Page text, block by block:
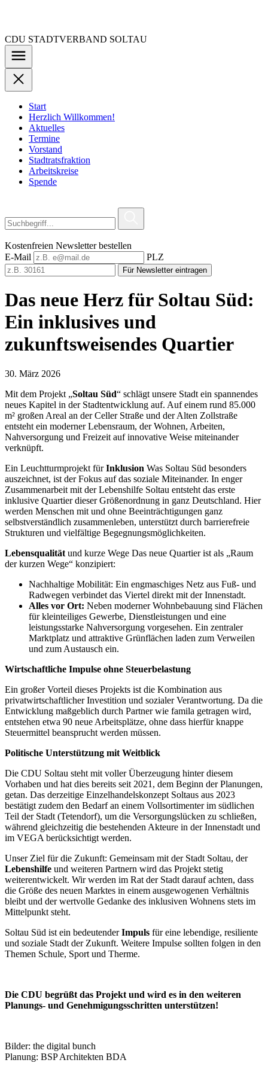
springen
CDU STADTVERBAND SOLTAU
Start
Herzlich Willkommen!
Aktuelles
Termine
Vorstand
Stadtratsfraktion
Arbeitskreise
Spende
Kostenfreien Newsletter bestellen
E-Mail
PLZ
Für Newsletter eintragen
Das neue Herz für Soltau Süd:
Ein inklusives und
zukunftsweisendes Quartier
30. März 2026
Mit dem Projekt „Soltau Süd“ schlägt unsere Stadt ein spannendes
neues Kapitel in der Stadtentwicklung auf. Auf einem rund 85.000
m² großen Areal an der Celler Straße und der Alten Zollstraße
entsteht ein moderner Lebensraum, der Wohnen, Arbeiten,
Nahversorgung und Freizeit auf innovative Weise miteinander
verknüpft.
Ein Leuchtturmprojekt fürInklusion Was Soltau Süd besonders
auszeichnet, ist der Fokus auf das soziale Miteinander. In enger
Zusammenarbeit mit der Lebenshilfe Soltau entsteht das erste
inklusive Quartier dieser Größenordnung in ganz Deutschland. Hier
werden Menschen mit und ohne Beeinträchtigungen ganz
selbstverständlich zusammenleben, unterstützt durch barrierefreie
Strukturen und vielfältige Begegnungsmöglichkeiten.
Lebensqualität und kurze Wege Das neue Quartier ist als „Raum
der kurzen Wege“ konzipiert:
Nachhaltige Mobilität: Ein engmaschiges Netz aus Fuß- und
Radwegen verbindet das Viertel direkt mit der Innenstadt.
Alles vor Ort: Neben moderner Wohnbebauung sind Flächen
für kleinteiliges Gewerbe, Dienstleistungen und eine
leistungsstarke Nahversorgung vorgesehen. Ein zentraler
Marktplatz und attraktive Grünflächen laden zum Verweilen
und zum Austausch ein.
Wirtschaftliche Impulse ohne Steuerbelastung
Ein großer Vorteil dieses Projekts ist die Kombination aus
privatwirtschaftlicher Investition und sozialer Verantwortung. Da die
Entwicklung maßgeblich durch Partner wie famila getragen wird,
entstehen etwa 90 neue Arbeitsplätze, ohne dass hierfür knappe
Steuermittel beansprucht werden müssen.
Politische Unterstützung mit Weitblick
Die CDU Soltau steht mit voller Überzeugung hinter diesem
Vorhaben und hat dies bereits seit 2021, dem Beginn der Planungen,
getan. Das derzeitige Einzelhandelskonzept Soltaus aus 2023
bestätigt zudem den Bedarf an einem Vollsortimenter im südlichen
Teil der Stadt (Tetendorf), um die Versorgungslücken zu schließen,
während gleichzeitig die bestehenden Akteure in der Innenstadt und
im VEGA berücksichtigt werden.
Unser Ziel für die Zukunft: Gemeinsam mit der Stadt Soltau, der
Lebenshilfe und weiteren Partnern wird das Projekt stetig
weiterentwickelt. Wir werden im Rat der Stadt darauf achten, dass
die Größe des neuen Marktes in einem ausgewogenen Verhältnis
bleibt und der wertvolle Gedanke des inklusiven Wohnens stets im
Mittelpunkt steht.
Soltau Süd ist ein bedeutenderImpuls für eine lebendige, resiliente
und soziale Stadt der Zukunft. Weitere Impulse sollten folgen in den
Themen Schule, Sport und Therme.
Die CDU begrüßt das Projekt und wird es in den weiteren
Planungs- und Genehmigungsschritten unterstützen!
Bilder: the digital bunch
Planung: BSP Architekten BDA